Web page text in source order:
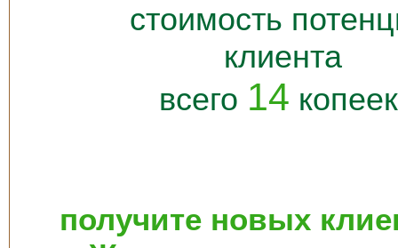
стоимость
клиента
всего 14
получите новых